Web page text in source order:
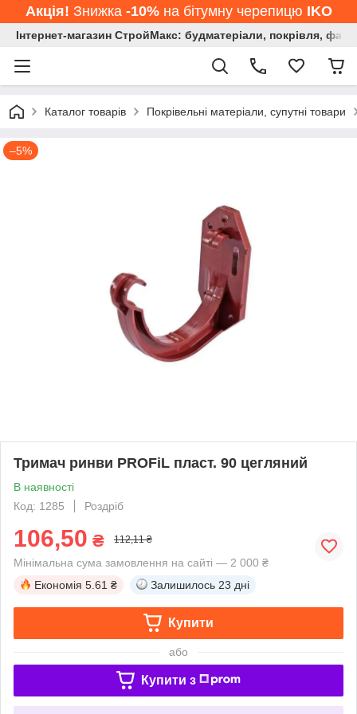
Акція! Знижка -10%на бітумну черепицю IKO
Інтернет-магазин СтройМакс: будматеріали, покрівля,
Каталог товарів Покрівельні матеріали, супутні товари
–5%
Тримач ринви PROFiL пласт. 90 цегляний
В наявності
Код: 1285
Роздріб
106,50 ₴ 112,11 ₴
Мінімальна сума замовлення на сайті — 2 000 ₴
Економія 5.61 ₴ Залишилось 23 дні
Купити
або
Купити з